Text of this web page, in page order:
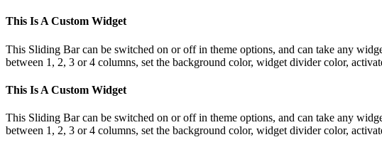
This Is A Custom Widget
This Sliding Bar can be switched on or off in theme options, and can take any
between 1, 2, 3 or 4 columns, set the background color, widget divider color,
This Is A Custom Widget
This Sliding Bar can be switched on or off in theme options, and can take any
between 1, 2, 3 or 4 columns, set the background color, widget divider color,